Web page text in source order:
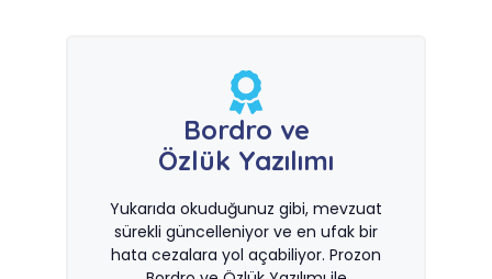
Bordro ve
Özlük Yazılımı
Yukarıda okuduğunuz gibi, mevzuat
sürekli güncelleniyor ve en ufak bir
hata cezalara yol açabiliyor. Prozon